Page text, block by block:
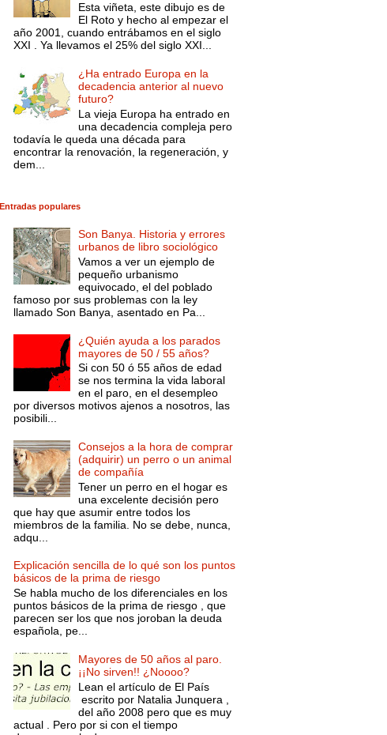
Esta viñeta, este dibujo es de
El Roto y hecho al empezar el
año 2001, cuando entrábamos en el siglo
XXI . Ya llevamos el 25% del siglo XXI...
¿Ha entrado Europa en la
decadencia anterior al nuevo
futuro?
La vieja Europa ha entrado en
una decadencia compleja pero
todavía le queda una década para
encontrar la renovación, la regeneración, y
dem...
Entradas populares
Son Banya. Historia y errores
urbanos de libro sociológico
Vamos a ver un ejemplo de
pequeño urbanismo
equivocado, el del poblado
famoso por sus problemas con la ley
llamado Son Banya, asentado en Pa...
¿Quién ayuda a los parados
mayores de 50 / 55 años?
Si con 50 ó 55 años de edad
se nos termina la vida laboral
en el paro, en el desempleo
por diversos motivos ajenos a nosotros, las
posibili...
Consejos a la hora de comprar
(adquirir) un perro o un animal
de compañía
Tener un perro en el hogar es
una excelente decisión pero
que hay que asumir entre todos los
miembros de la familia. No se debe, nunca,
adqu...
Explicación sencilla de lo qué son los puntos
básicos de la prima de riesgo
Se habla mucho de los diferenciales en los
puntos básicos de la prima de riesgo , que
parecen ser los que nos joroban la deuda
española, pe...
Mayores de 50 años al paro.
¡¡No sirven!! ¿Noooo?
Lean el artículo de El País
escrito por Natalia Junquera ,
del año 2008 pero que es muy
actual . Pero por si con el tiempo